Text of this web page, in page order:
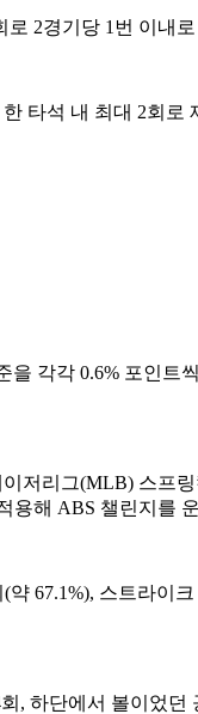
2경기당 1번 이내
타석 내 최대 2회로
각각 0.6% 포인트
저리그(MLB) 스프
용해 ABS 챌린지를
67.1%), 스트라이
, 하단에서 볼이었던